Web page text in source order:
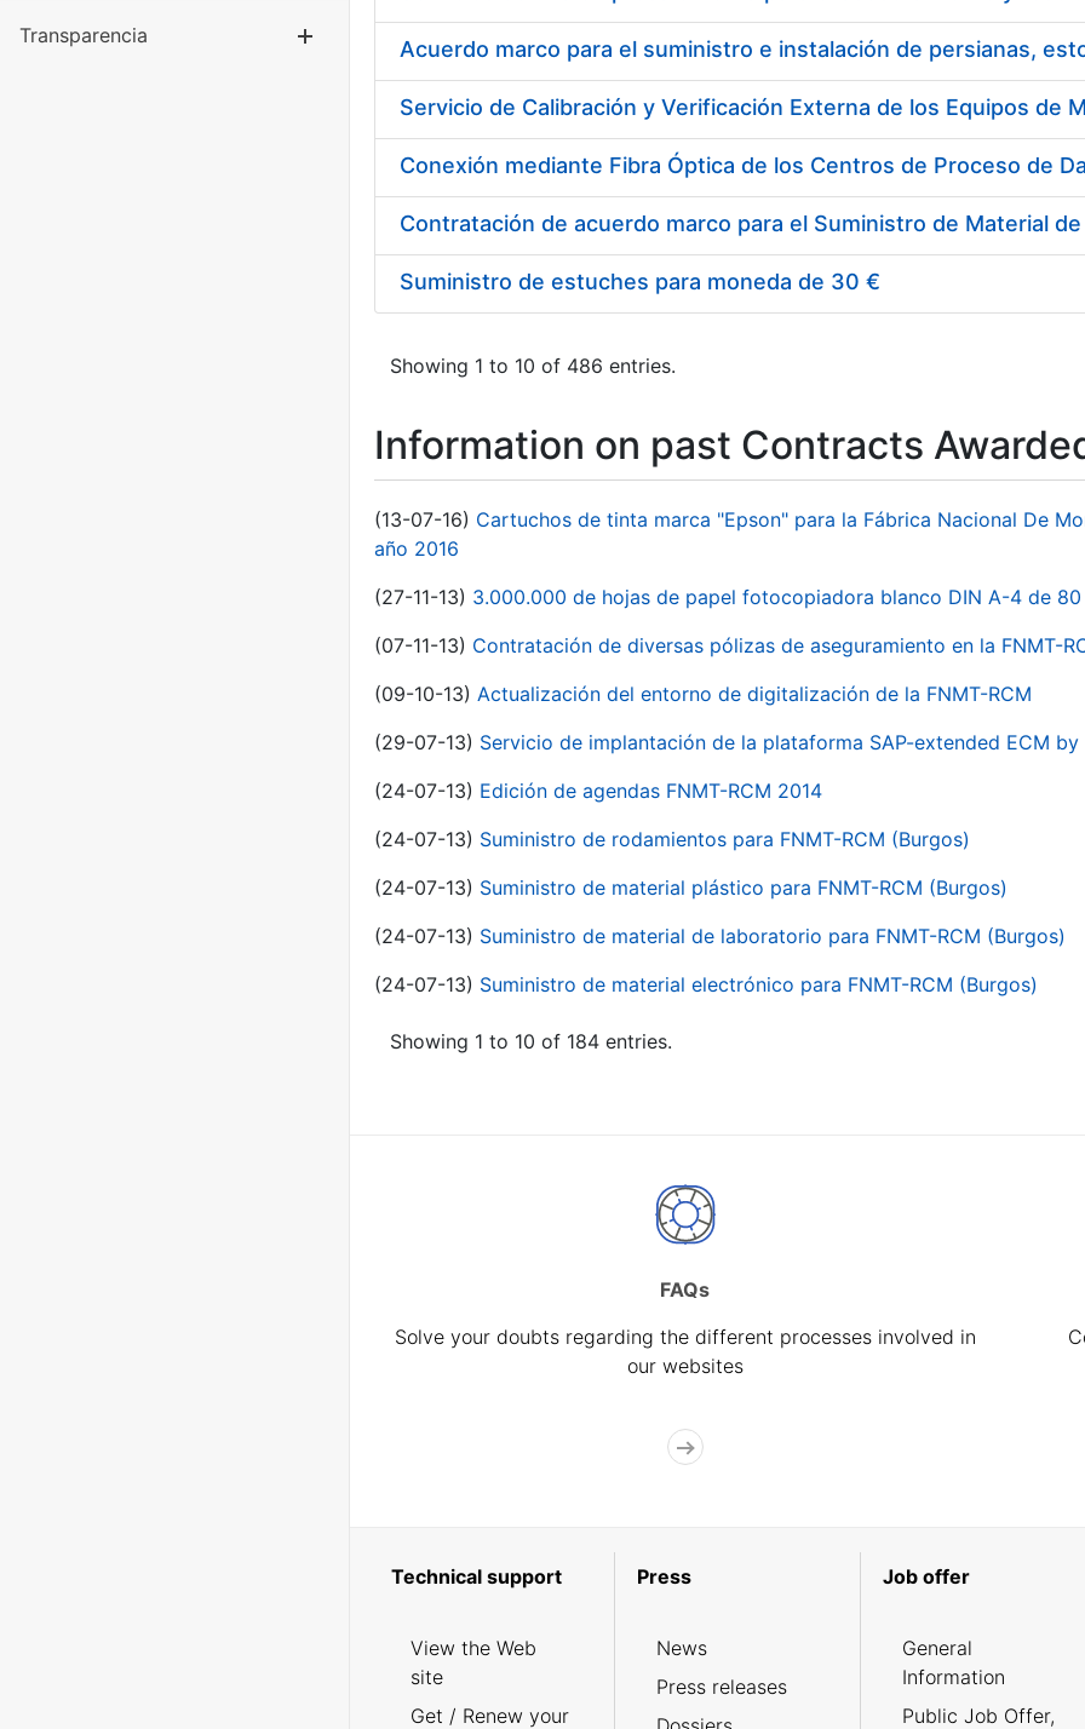
Transparencia Show/Hide
Acuerdo marco para el suministro e instalación de persianas,
Suministro de estuches para moneda de 30 €
Showing 1 to 10 of 486 entries.
Information on past Contracts
(13-07-16) Cartuchos de tinta marca "Epson" para la Fábrica Nacional De
año 2016
(27-11-13) 3.000.000 de hojas de papel fotocopiadora blanco DIN A-4 de 80
(07-11-13) Contratación de diversas pólizas de aseguramiento en la FNMT-
(09-10-13) Actualización del entorno de digitalización de la FNMT-RCM
(29-07-13) Servicio de implantación de la plataforma SAP-extended ECM by
(24-07-13) Edición de agendas FNMT-RCM 2014
(24-07-13) Suministro de rodamientos para FNMT-RCM (Burgos)
(24-07-13) Suministro de material plástico para FNMT-RCM (Burgos)
(24-07-13) Suministro de material de laboratorio para FNMT-RCM (Burgos)
(24-07-13) Suministro de material electrónico para FNMT-RCM (Burgos)
Showing 1 to 10 of 184 entries.
FAQs
Solve your doubts regarding the different processes involved in
our websites
Technical support
View the Web
site
Get / Renew your
Press
News
Press releases
Job offer
General
Information
Public Job Offer,